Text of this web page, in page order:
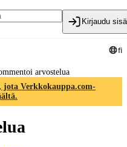
Kirjaudu
fi
arvostelua
jota Verkkokauppa.com-